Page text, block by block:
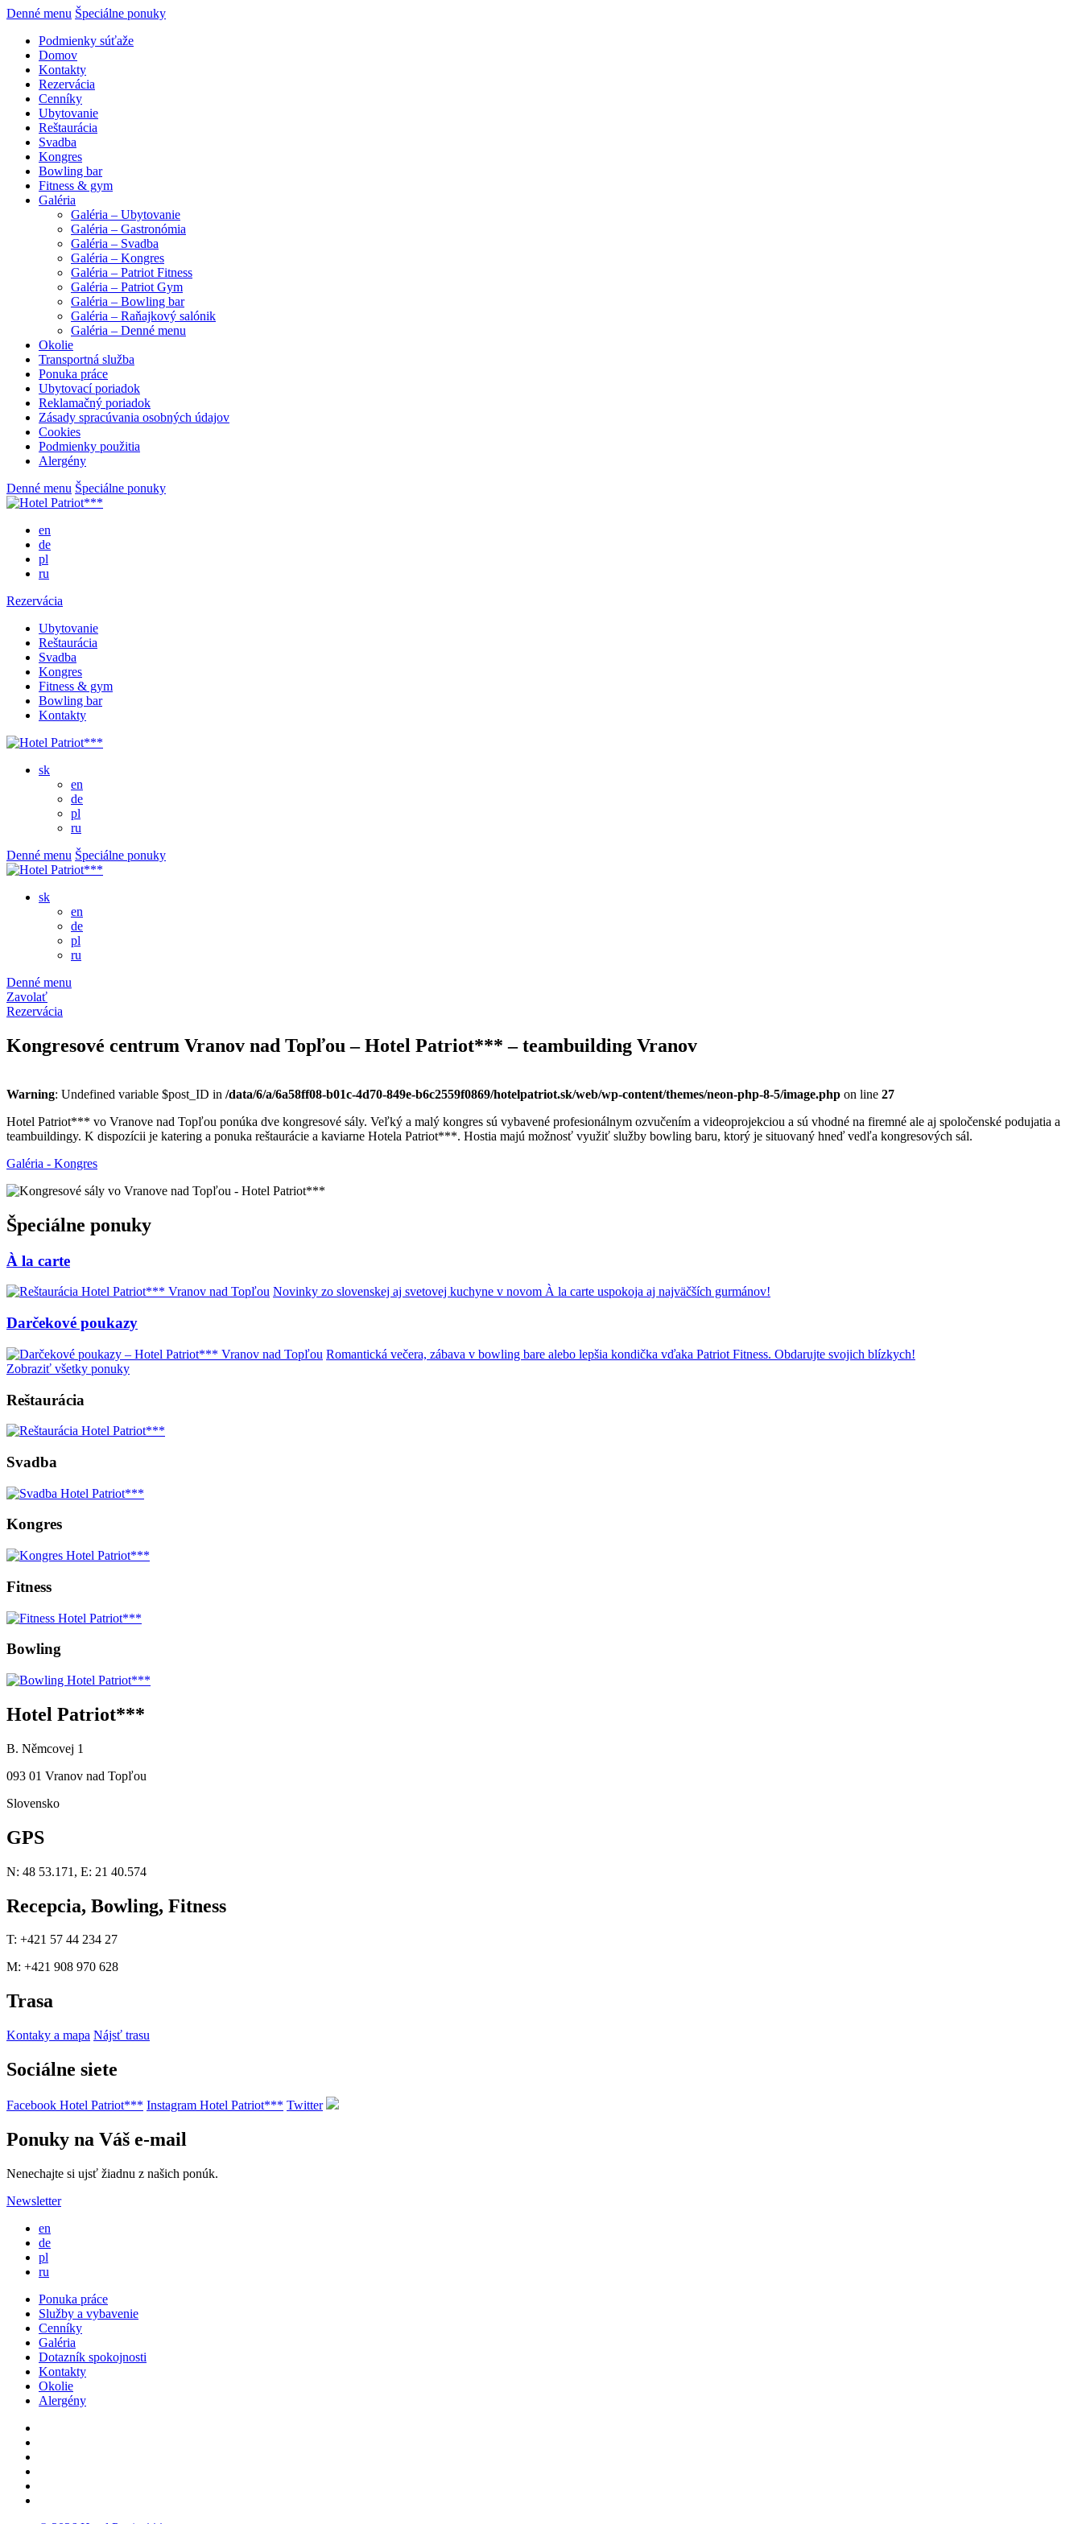
Denné menu Špeciálne ponuky
Podmienky súťaže
Domov
Kontakty
Rezervácia
Cenníky
Ubytovanie
Reštaurácia
Svadba
Kongres
Bowling bar
Fitness & gym
Galéria
Galéria – Ubytovanie
Galéria – Gastronómia
Galéria – Svadba
Galéria – Kongres
Galéria – Patriot Fitness
Galéria – Patriot Gym
Galéria – Bowling bar
Galéria – Raňajkový salónik
Galéria – Denné menu
Okolie
Transportná služba
Ponuka práce
Ubytovací poriadok
Reklamačný poriadok
Zásady spracúvania osobných údajov
Cookies
Podmienky použitia
Alergény
Denné menu Špeciálne ponuky
en
de
pl
ru
Rezervácia
Ubytovanie
Reštaurácia
Svadba
Kongres
Fitness & gym
Bowling bar
Kontakty
sk
en
de
pl
ru
Denné menu Špeciálne ponuky
sk
en
de
pl
ru
Denné menu
Zavolať
Rezervácia
Kongresové centrum Vranov nad Topľou – Hotel Patriot*** – teambuilding Vranov
Warning: Undefined variable $post_ID in /data/6/a/6a58ff08-b01c-4d70-849e-b6c2559f0869/hotelpatriot.sk/web/wp-content/themes/neon-php-8-5/image.php on line 27
Hotel Patriot*** vo Vranove nad Topľou ponúka dve kongresové sály. Veľký a malý kongres sú vybavené profesionálnym ozvučením a videoprojekciou a sú vhodné na firemné ale aj spoločenské podujatia a
teambuildingy. K dispozícii je katering a ponuka reštaurácie a kaviarne Hotela Patriot***. Hostia majú možnosť využiť služby bowling baru, ktorý je situovaný hneď vedľa kongresových sál.
Galéria - Kongres
Špeciálne ponuky
À la carte
Novinky zo slovenskej aj svetovej kuchyne v novom À la carte uspokoja aj najväčších gurmánov!
Darčekové poukazy
Romantická večera, zábava v bowling bare alebo lepšia kondička vďaka Patriot Fitness. Obdarujte svojich blízkych!
Zobraziť všetky ponuky
Reštaurácia
Svadba
Kongres
Fitness
Bowling
Hotel Patriot***
B. Němcovej 1
093 01 Vranov nad Topľou
Slovensko
GPS
N: 48 53.171, E: 21 40.574
Recepcia, Bowling, Fitness
T: +421 57 44 234 27
M: +421 908 970 628
Trasa
Kontaky a mapa Nájsť trasu
Sociálne siete
Facebook Hotel Patriot*** Instagram Hotel Patriot*** Twitter
Ponuky na Váš e-mail
Nenechajte si ujsť žiadnu z našich ponúk.
Newsletter
en
de
pl
ru
Ponuka práce
Služby a vybavenie
Cenníky
Galéria
Dotazník spokojnosti
Kontakty
Okolie
Alergény